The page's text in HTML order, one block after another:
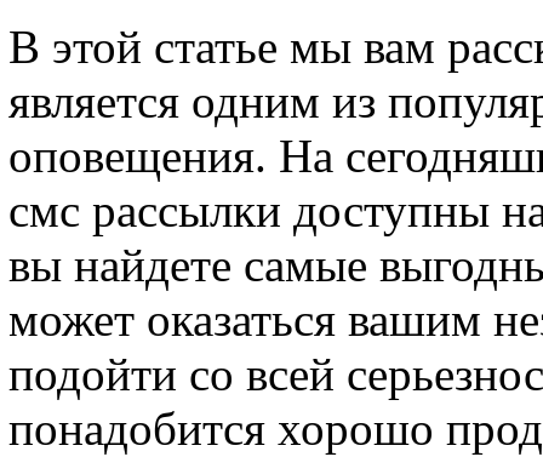
В этой статье мы вам
является одним из
оповещения. На
смс рассылки доступны
вы найдете самые
может оказаться вашим
подойти со всей
понадобится хорошо